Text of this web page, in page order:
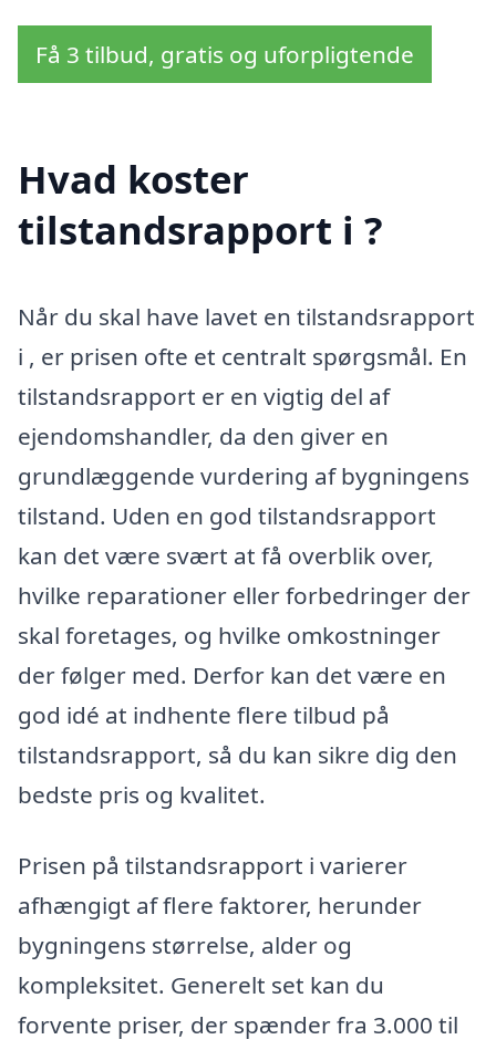
Få 3 tilbud, gratis og uforpligtende
Hvad koster
tilstandsrapport i ?
Når du skal have lavet en tilstandsrapport
i , er prisen ofte et centralt spørgsmål. En
tilstandsrapport er en vigtig del af
ejendomshandler, da den giver en
grundlæggende vurdering af bygningens
tilstand. Uden en god tilstandsrapport
kan det være svært at få overblik over,
hvilke reparationer eller forbedringer der
skal foretages, og hvilke omkostninger
der følger med. Derfor kan det være en
god idé at indhente flere tilbud på
tilstandsrapport, så du kan sikre dig den
bedste pris og kvalitet.
Prisen på tilstandsrapport i varierer
afhængigt af flere faktorer, herunder
bygningens størrelse, alder og
kompleksitet. Generelt set kan du
forvente priser, der spænder fra 3.000 til